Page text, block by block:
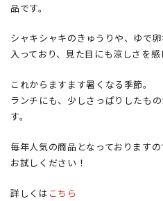
品です。
シャキシャキのきゅうりや、ゆで
入っており、見た目にも涼しさを感
これからますます暑くなる季節。
ランチにも、少しさっぱりしたも
す。
毎年人気の商品となっております
お試しください！
詳しくは こちら